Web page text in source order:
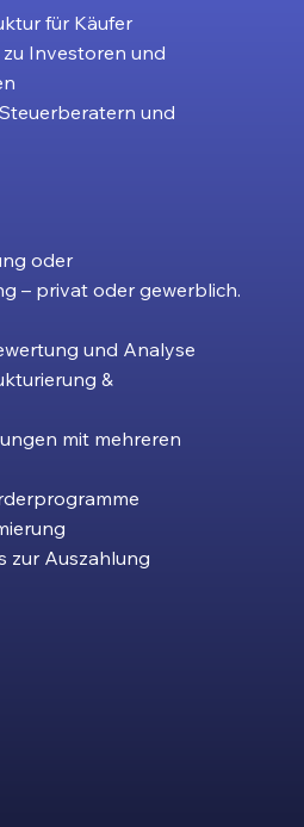
für Käufer
Investoren und
und
oder
– privat oder gewerblich.
und Analyse
&
mit mehreren
zur Auszahlung